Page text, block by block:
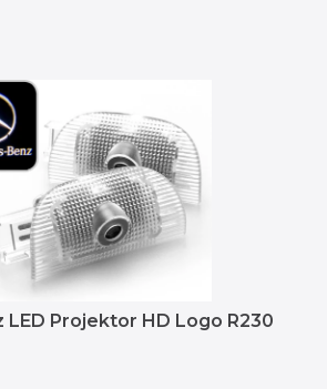
LED Projektor HD Logo R230